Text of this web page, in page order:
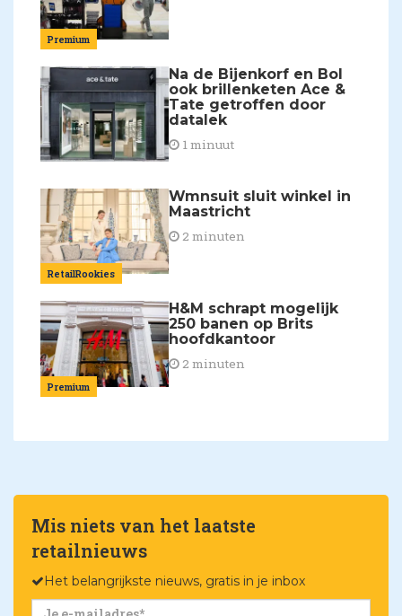
Premium
Na de Bijenkorf en Bol
ook brillenketen Ace &
Tate getroffen door
datalek
1 minuut
RetailRookies
Wmnsuit sluit winkel in
Maastricht
2 minuten
Premium
H&M schrapt mogelijk
250 banen op Brits
hoofdkantoor
2 minuten
Mis niets van het laatste
retailnieuws
Het belangrijkste nieuws, gratis in je inbox